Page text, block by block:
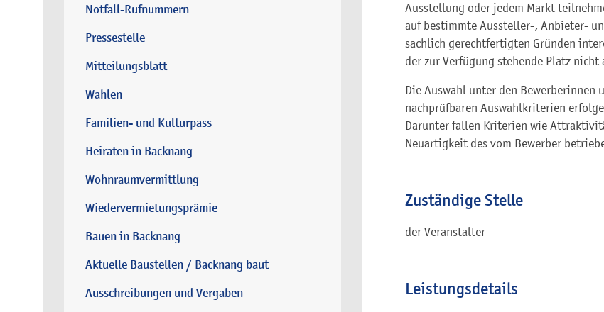
Notfall-Rufnummern
Pressestelle
Mitteilungsblatt
Wahlen
Familien- und Kulturpass
Heiraten in Backnang
Wohnraumvermittlung
Wiedervermietungsprämie
Bauen in Backnang
Aktuelle Baustellen / Backnang baut
Ausschreibungen und Vergaben
Ausstellung oder jedem Markt
auf bestimmte Aussteller-, Anbieter-
sachlich gerechtfertigten Gründen
der zur Verfügung stehende Platz nicht
Die Auswahl unter den Bewerberinnen
nachprüfbaren Auswahlkriterien
Darunter fallen Kriterien wie
Neuartigkeit des vom Bewerber
Zuständige Stelle
der Veranstalter
Leistungsdetails